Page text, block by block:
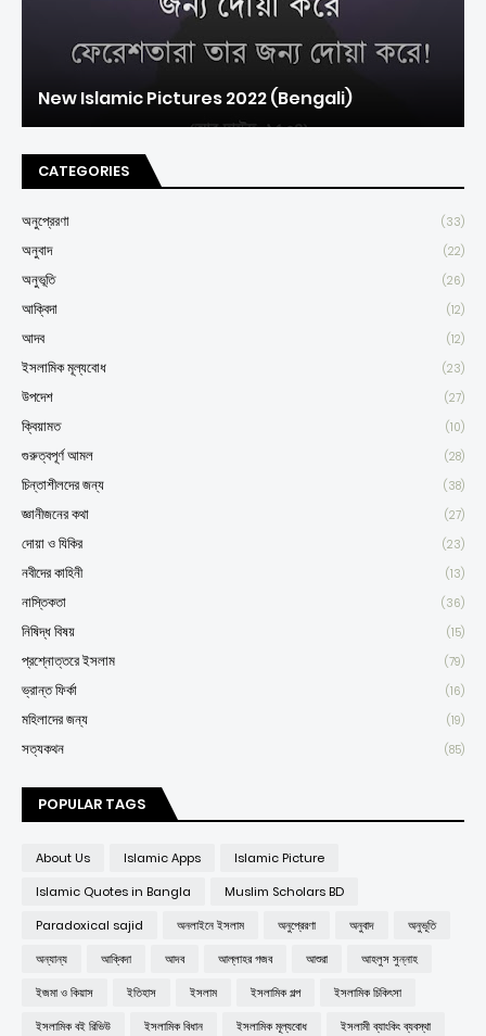
New Islamic Pictures 2022 (Bengali)
CATEGORIES
অনুপ্রেরণা (33)
অনুবাদ (22)
অনুভূতি (26)
আক্বিদা (12)
আদব (12)
ইসলামিক মূল্যবোধ (23)
উপদেশ (27)
ক্বিয়ামত (10)
গুরুত্বপূর্ণ আমল (28)
চিন্তাশীলদের জন্য (38)
জ্ঞানীজনের কথা (27)
দোয়া ও যিকির (23)
নবীদের কাহিনী (13)
নাস্তিকতা (36)
নিষিদ্ধ বিষয় (15)
প্রশ্নোত্তরে ইসলাম (79)
ভ্রান্ত ফির্কা (16)
মহিলাদের জন্য (19)
সত্যকথন (85)
POPULAR TAGS
About Us Islamic Apps
Islamic Picture
Islamic Quotes in Bangla
Muslim Scholars BD
Paradoxical sajid
অনলাইনে ইসলাম অনুপ্রেরণা অনুবাদ
অনুভূতি
অন্যান্য
আক্বিদা আদব আল্লাহর গজব আশুরা
আহলুস সুন্নাহ
ইজমা ও কিয়াস
ইতিহাস ইসলাম ইসলামিক গল্প
ইসলামিক চিকিৎসা
ইসলামিক বই রিভিউ
ইসলামিক বিধান ইসলামিক মূল্যবোধ
ইসলামী ব্যাংকিং ব্যবস্থা